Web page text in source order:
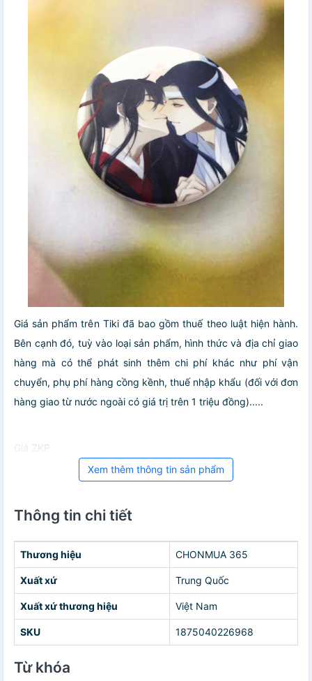
Giá sản phẩm trên Tiki đã bao gồm thuế theo luật hiện hành.
Bên cạnh đó, tuỳ vào loại sản phẩm, hình thức và địa chỉ giao
hàng mà có thể phát sinh thêm chi phí khác như phí vận
chuyển, phụ phí hàng cồng kềnh, thuế nhập khẩu (đối với đơn
hàng giao từ nước ngoài có giá trị trên 1 triệu đồng).....
Giá ZKP
Xem thêm thông tin sản phẩm
Thông tin chi tiết
Thương hiệu CHONMUA 365
Xuất xứ Trung Quốc
Xuất xứ thương hiệu Việt Nam
SKU 1875040226968
Từ khóa